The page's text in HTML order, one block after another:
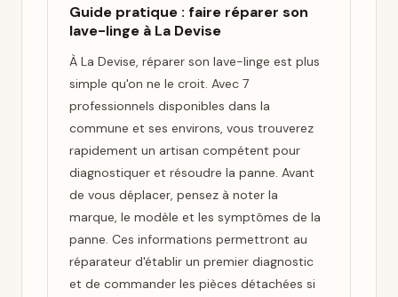
Guide pratique : faire réparer son
lave-linge à La Devise
À La Devise, réparer son lave-linge est plus
simple qu'on ne le croit. Avec 7
professionnels disponibles dans la
commune et ses environs, vous trouverez
rapidement un artisan compétent pour
diagnostiquer et résoudre la panne. Avant
de vous déplacer, pensez à noter la
marque, le modèle et les symptômes de la
panne. Ces informations permettront au
réparateur d'établir un premier diagnostic
et de commander les pièces détachées si